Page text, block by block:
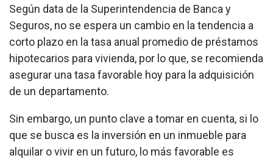
Según data de la Superintendencia de Banca y
Seguros, no se espera un cambio en la tendencia a
corto plazo en la tasa anual promedio de préstamos
hipotecarios para vivienda, por lo que, se recomienda
asegurar una tasa favorable hoy para la adquisición
de un departamento.
Sin embargo, un punto clave a tomar en cuenta, si lo
que se busca es la inversión en un inmueble para
alquilar o vivir en un futuro, lo más favorable es